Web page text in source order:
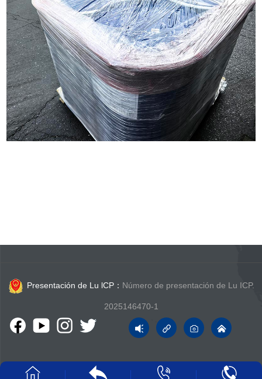
Presentación de Lu lCP： Número de presentación de Lu ICP.
2025146470-1